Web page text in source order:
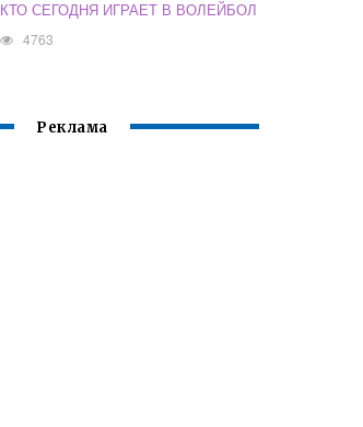
КТО СЕГОДНЯ ИГРАЕТ В ВОЛЕЙБОЛ
4763
Реклама